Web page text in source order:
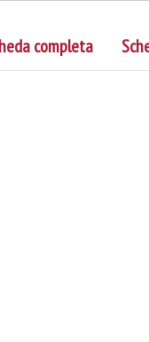
completa